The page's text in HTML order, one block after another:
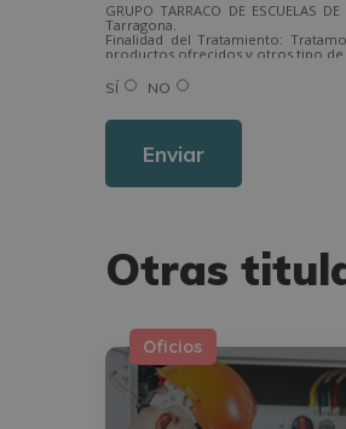
GRUPO TARRACO DE ESCUELAS
Tarragona.
Finalidad del Tratamiento:
productos ofrecidos y otros tipo
Derechos: Puede ejercitar sus
Para más información consulte
SÍ NO
Otras
Oficios